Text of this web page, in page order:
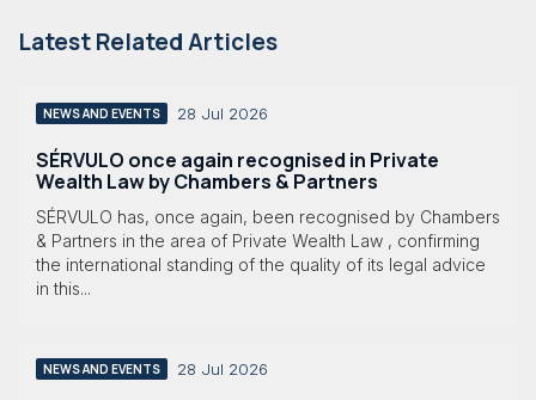
Latest Related Articles
NEWS AND EVENTS 28 Jul 2026
SÉRVULO once again recognised in Private
Wealth Law by Chambers & Partners
SÉRVULO has, once again, been recognised by Chambers
& Partners in the area of Private Wealth Law , confirming
the international standing of the quality of its legal advice
in this...
NEWS AND EVENTS 28 Jul 2026